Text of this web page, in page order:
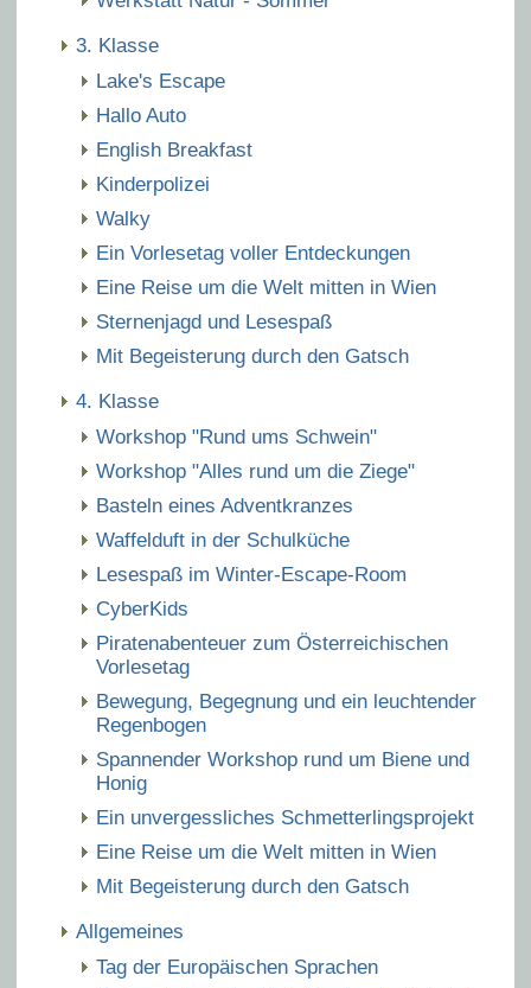
3. Klasse
Lake's Escape
Hallo Auto
English Breakfast
Kinderpolizei
Walky
Ein Vorlesetag voller Entdeckungen
Eine Reise um die Welt mitten in Wien
Sternenjagd und Lesespaß
Mit Begeisterung durch den Gatsch
4. Klasse
Workshop "Rund ums Schwein"
Workshop "Alles rund um die Ziege"
Basteln eines Adventkranzes
Waffelduft in der Schulküche
Lesespaß im Winter-Escape-Room
CyberKids
Piratenabenteuer zum Österreichischen
Vorlesetag
Bewegung, Begegnung und ein leuchtender
Regenbogen
Spannender Workshop rund um Biene und
Honig
Ein unvergessliches Schmetterlingsprojekt
Eine Reise um die Welt mitten in Wien
Mit Begeisterung durch den Gatsch
Allgemeines
Tag der Europäischen Sprachen